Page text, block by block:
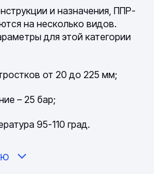
и назначения, ППР-
на несколько видов.
для этой категории
от 20 до 225 мм;
– 25 бар;
95-110 град.
термопластичный